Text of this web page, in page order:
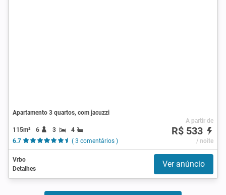
Apartamento 3 quartos, com jacuzzi
115m² 6 3
4
6.7
( 3 comentários )
A partir de
R$ 533
/ noite
Vrbo
Detalhes
Ver anúncio